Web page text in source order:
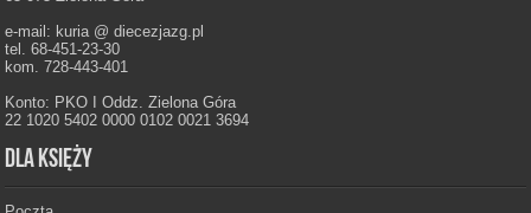
e-mail: kuria @ diecezjazg.pl
tel. 68-451-23-30
kom. 728-443-401
Konto: PKO I Oddz. Zielona Góra
22 1020 5402 0000 0102 0021 3694
Dla księży